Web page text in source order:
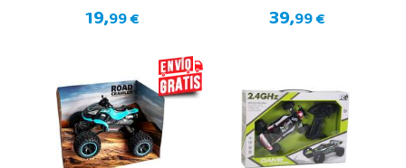
19,99 € 39,99 €